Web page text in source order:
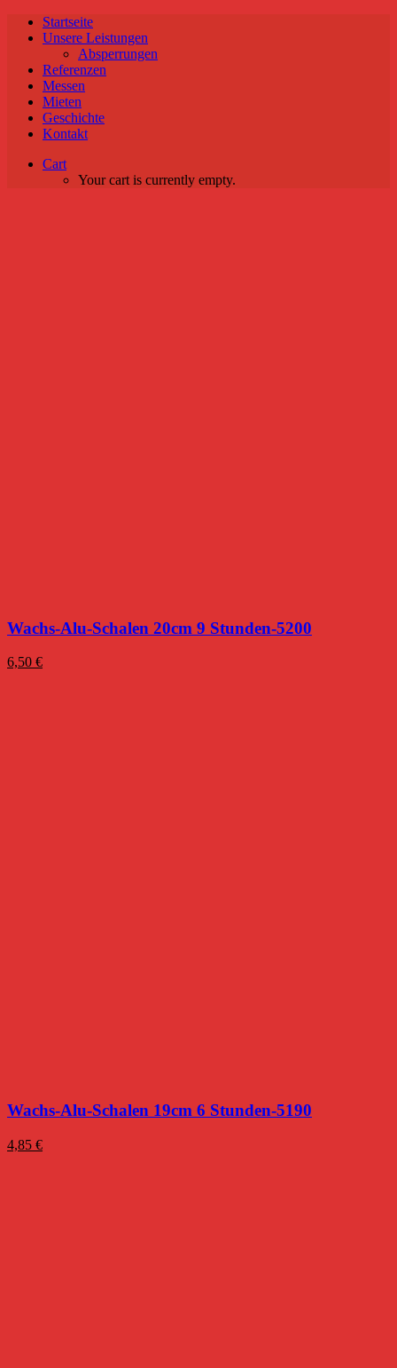
Startseite
Unsere Leistungen
Absperrungen
Referenzen
Messen
Mieten
Geschichte
Kontakt
Cart
Your cart is currently empty.
Wachs-Alu-Schalen 20cm 9 Stunden-5200
6,50 €
Wachs-Alu-Schalen 19cm 6 Stunden-5190
4,85 €